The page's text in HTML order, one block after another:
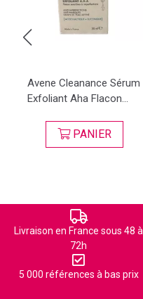
Avene Cleanance Sérum
Exfoliant Aha Flacon...
PANIER
Livraison en France sous 48 à
72h
5 000 références à bas prix